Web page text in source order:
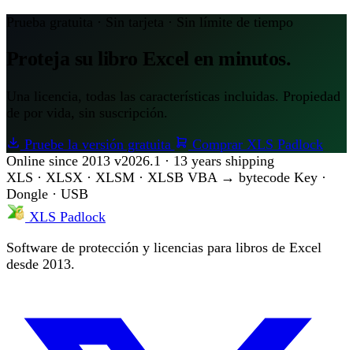
Prueba gratuita · Sin tarjeta · Sin límite de tiempo
Proteja su libro Excel en minutos.
Una licencia, todas las características incluidas. Propiedad
de por vida, sin suscripción.
Pruebe la versión gratuita
Comprar XLS Padlock
Online since 2013 v2026.1 · 13 years shipping
XLS · XLSX · XLSM · XLSB VBA → bytecode Key ·
Dongle · USB
XLS Padlock
Software de protección y licencias para libros de Excel
desde 2013.